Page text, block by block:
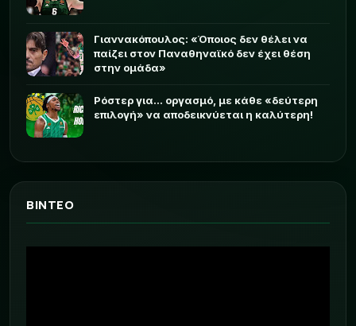
Γιαννακόπουλος: «Όποιος δεν θέλει να
παίζει στον Παναθηναϊκό δεν έχει θέση
στην ομάδα»
Ρόστερ για... οργασμό, με κάθε «δεύτερη
επιλογή» να αποδεικνύεται η καλύτερη!
ΒΙΝΤΕΟ